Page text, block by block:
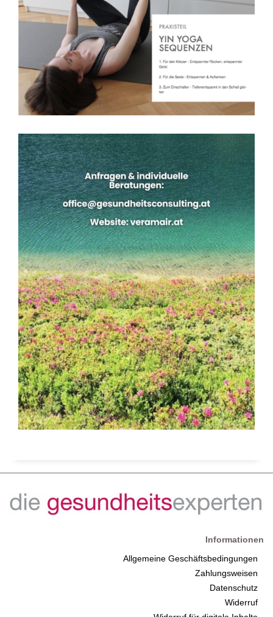
Informationen
Allgemeine Geschäftsbedingungen
Zahlungsweisen
Datenschutz
Widerruf